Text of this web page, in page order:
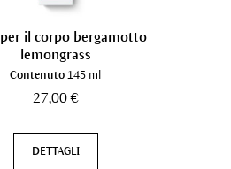
il corpo bergamotto
lemongrass
Contenuto145 ml
27,00 €
DETTAGLI